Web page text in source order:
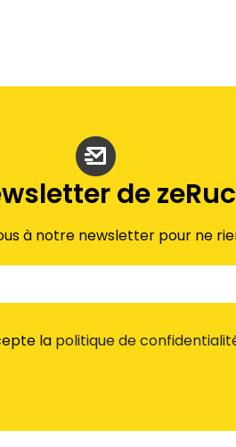
de
à notre newsletter pour ne
la politique de